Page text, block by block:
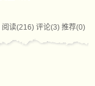
阅读(216) 评论(3) 推荐(0)